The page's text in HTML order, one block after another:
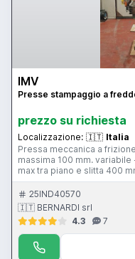
IMV
Presse stampaggio a
prezzo su richiesta
Localizzazione: 🇮🇹 Italia
Pressa meccanica a frizione IMV 60 Potenza
massima 100 mm. variabile - dim. tavola mm.910x500 -
max tra piano e slitta 400
25IND40570
🇮🇹 BERNARDI srl
4.3
7